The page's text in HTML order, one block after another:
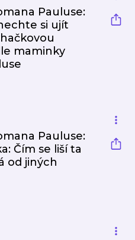
Pauluse:
si ujít
maminky
Pauluse:
Čím se liší ta
od jiných